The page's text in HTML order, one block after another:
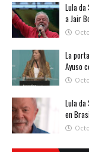
Lula
a Jair
La
Ayuso
Lula
en